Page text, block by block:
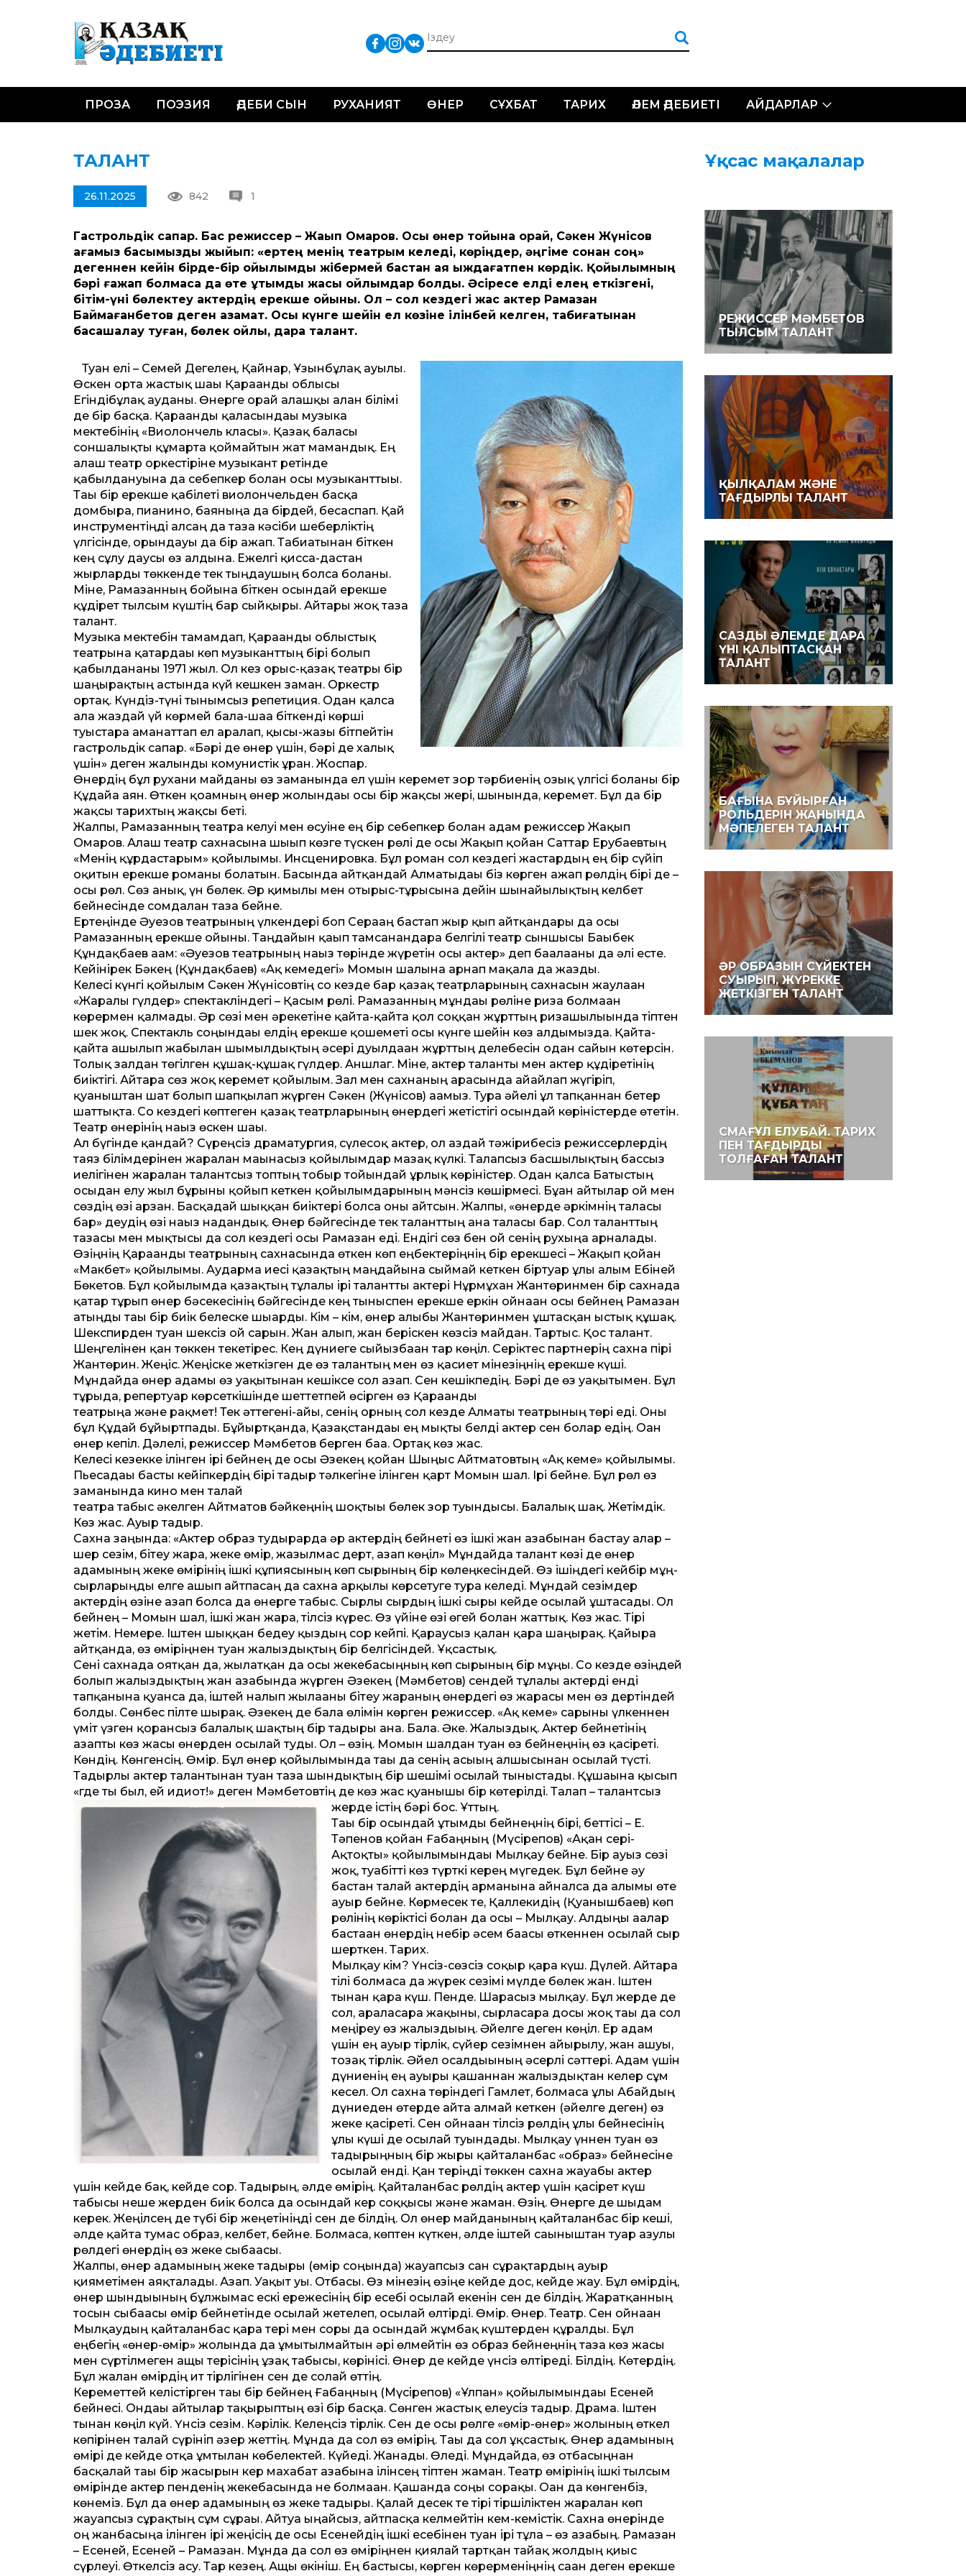
ПРОЗА ПОЭЗИЯ ӘДЕБИ СЫН РУХАНИЯТ ӨНЕР СҰХБАТ ТАРИХ ӘЛЕМ ӘДЕБИЕТІ АЙДАРЛАР
ТАЛАНТ
26.11.2025 842 1
Гастрольдік сапар. Бас режиссер – Жақып Омаров. Осы өнер тойына орай, Сәкен Жүнісов
ағамыз басымызды жыйып: «ертең менің театрым келеді, көріңдер, әңгіме сонан соң»
дегеннен кейін бірде-бір қойылымды жібермей бастан аяқ ыждағатпен көрдік. Қойылымның
бәрі ғажап болмаса да өте ұтымды жақсы қойлымдар болды. Әсіресе елді елең еткізгені,
бітім-үні бөлектеу актердің ерекше ойыны. Ол – сол кездегі жас актер Рамазан
Баймағанбетов деген азамат. Осы күнге шейін ел көзіне ілінбей келген, табиғатынан
басқашалау туған, бөлек ойлы, дара талант.
Туған елі – Семей Дегелең, Қайнар, Ұзынбұлақ ауылы.
Өскен орта жастық шағы Қарағанды облысы
Егіндібұлақ ауданы. Өнерге орай алғашқы алған білімі
де бір басқа. Қарағанды қаласындағы музыка
мектебінің «Виолончель класы». Қазақ баласы
соншалықты құмарта қоймайтын жат мамандық. Ең
алғаш театр оркестіріне музыкант ретінде
қабылдануына да себепкер болған осы музыканттығы.
Тағы бір ерекше қабілеті виолончельден басқа
домбыра, пианино, баяныңа да бірдей, бесаспап. Қай
инструментіңді алсаң да таза кәсіби шеберліктің
үлгісінде, орындауы да бір ғажап. Табиғатынан біткен
кең сұлу даусы өз алдына. Ежелгі қисса-дастан
жырларды төккенде тек тыңдаушың болса болғаны.
Міне, Рамазанның бойына біткен осындай ерекше
құдірет тылсым күштің бар сыйқыры. Айтары жоқ таза
талант.
Музыка мектебін тамамдап, Қарағанды облыстық
театрына қатардағы көп музыканттың бірі болып
қабылданғаны 1971 жыл. Ол кез орыс-қазақ театры бір
шаңырақтың астында күй кешкен заман. Оркестр
ортақ. Күндіз-түні тынымсыз репетиция. Одан қалса
ала жаздай үй көрмей бала-шаға біткенді көрші
туыстарға аманаттап ел аралап, қысы-жазы бітпейтін
гастрольдік сапар. «Бәрі де өнер үшін, бәрі де халық
үшін» деген жалынды комунистік ұран. Жоспар.
Өнердің бұл рухани майданы өз заманында ел үшін керемет зор тәрбиенің озық үлгісі болғаны бір
Құдайға аян. Өткен қоғамның өнер жолындағы осы бір жақсы жері, шынында, керемет. Бұл да бір
жақсы тарихтың жақсы беті.
Жалпы, Рамазанның театрға келуі мен өсуіне ең бір себепкер болған адам режиссер Жақып
Омаров. Алғаш театр сахнасына шығып көзге түскен рөлі де осы Жақып қойған Саттар Ерубаевтың
«Менің құрдастарым» қойылымы. Инсценировка. Бұл роман сол кездегі жастардың ең бір сүйіп
оқитын ерекше романы болатын. Басында айтқандай Алматыдағы біз көрген ғажап рөлдің бірі де –
осы рөл. Сөз анық, үн бөлек. Әр қимылы мен отырыс-тұрысына дейін шынайылықтың келбет
бейнесінде сомдалған таза бейне.
Ертеңінде Әуезов театрының үлкендері боп Серағаң бастап жыр қып айтқандары да осы
Рамазанның ерекше ойыны. Таңдайын қағып тамсанғандарға белгілі театр сыншысы Бағыбек
Құндақбаев ағам: «Әуезов театрының нағыз төрінде жүретін осы актер» деп бағалағаны да әлі есте.
Кейінірек Бәкең (Құндақбаев) «Ақ кемедегі» Момын шалына арнап мақала да жазды.
Келесі күнгі қойылым Сәкен Жүнісовтің со кезде бар қазақ театрларының сахнасын жаулаған
«Жаралы гүлдер» спектакліндегі – Қасым рөлі. Рамазанның мұндағы рөліне риза болмаған
көрермен қалмады. Әр сөзі мен әрекетіне қайта-қайта қол соққан жұрттың ризашылығында тіптен
шек жоқ. Спектакль соңындағы елдің ерекше қошеметі осы күнге шейін көз алдымызда. Қайта-
қайта ашылып жабылған шымылдықтың әсері дуылдаған жұрттың делебесін одан сайын көтерсін.
Толық залдан төгілген құшақ-құшақ гүлдер. Аншлаг. Міне, актер таланты мен актер құдіретінің
биіктігі. Айтарға сөз жоқ керемет қойылым. Зал мен сахнаның арасында айғайлап жүгіріп,
қуаныштан шат болып шапқылап жүрген Сәкен (Жүнісов) ағамыз. Тура әйелі ұл тапқаннан бетер
шаттықта. Со кездегі көптеген қазақ театрларының өнердегі жетістігі осындай көріністерде өтетін.
Театр өнерінің нағыз өскен шағы.
Ал бүгінде қандай? Сүреңсіз драматургия, сүлесоқ актер, ол аздай тәжірибесіз режиссерлердің
таяз білімдерінен жаралған мағынасыз қойылымдар мазақ күлкі. Талапсыз басшылықтың бассыз
иелігінен жаралған талантсыз топтың тобыр тойындай ұрлық көріністер. Одан қалса Батыстың
осыдан елу жыл бұрынғы қойып кеткен қойылымдарының мәнсіз көшірмесі. Бұған айтылар ой мен
сөздің өзі арзан. Басқадай шыққан биіктері болса оны айтсын. Жалпы, «өнерде әркімнің таласы
бар» деудің өзі нағыз надандық. Өнер бәйгесінде тек таланттың ғана таласы бар. Сол таланттың
тазасы мен мықтысы да сол кездегі осы Рамазан еді. Ендігі сөз бен ой сенің рухыңа арналады.
Өзіңнің Қарағанды театрының сахнасында өткен көп еңбектеріңнің бір ерекшесі – Жақып қойған
«Макбет» қойылымы. Аударма иесі қазақтың маңдайына сыймай кеткен біртуар ұлы ғалым Ебіней
Бөкетов. Бұл қойылымда қазақтың тұлғалы ірі талантты актері Нұрмұхан Жантөринмен бір сахнада
қатар тұрып өнер бәсекесінің бәйгесінде кең тыныспен ерекше еркін ойнаған осы бейнең Рамазан
атыңды тағы бір биік белеске шығарды. Кім – кім, өнер алыбы Жантөринмен ұштасқан ыстық құшақ.
Шекспирден туған шексіз ой сарын. Жан алып, жан беріскен көзсіз майдан. Тартыс. Қос талант.
Шеңгелінен қан төккен текетірес. Кең дүниеге сыйғызбаған тар көңіл. Серіктес партнерің сахна пірі
Жантөрин. Жеңіс. Жеңіске жеткізген де өз талантың мен өз қасиет мінезіңнің ерекше күші.
Мұндайда өнер адамы өз уақытынан кешіксе сол азап. Сен кешікпедің. Бәрі де өз уақытымен. Бұл
тұрғыда, репертуар көрсеткішінде шеттетпей өсірген өз Қарағанды
театрыңа және рақмет! Тек әттегені-айы, сенің орның сол кезде Алматы театрының төрі еді. Оны
бұл Құдай бұйыртпады. Бұйыртқанда, Қазақстандағы ең мықты белді актер сен болар едің. Оған
өнер кепіл. Дәлелі, режиссер Мәмбетов берген баға. Ортақ көз жас.
Келесі кезекке ілінген ірі бейнең де осы Әзекең қойған Шыңғыс Айтматовтың «Ақ кеме» қойылымы.
Пьесадағы басты кейіпкердің бірі тағдыр тәлкегіне ілінген қарт Момын шал. Ірі бейне. Бұл рөл өз
заманында кино мен талай
театрға табыс әкелген Айтматов бәйкеңнің шоқтығы бөлек зор туындысы. Балалық шақ. Жетімдік.
Көз жас. Ауыр тағдыр.
Сахна заңында: «Актер образ тудырарда әр актердің бейнеті өз ішкі жан азабынан бастау алар –
шер сезім, бітеу жара, жеке өмір, жазылмас дерт, азап көңіл» Мұндайда талант көзі де өнер
адамының жеке өмірінің ішкі құпиясының көп сырының бір көлеңкесіндей. Өз ішіңдегі кейбір мұң-
сырларыңды елге ашып айтпасаң да сахна арқылы көрсетуге тура келеді. Мұндай сезімдер
актердің өзіне азап болса да өнерге табыс. Сырлы сырдың ішкі сыры кейде осылай ұштасады. Ол
бейнең – Момын шал, ішкі жан жара, тілсіз күрес. Өз үйіне өзі өгей болған жаттық. Көз жас. Тірі
жетім. Немере. Іштен шыққан бедеу қыздың сор кейпі. Қараусыз қалған қара шаңырақ. Қайыра
айтқанда, өз өміріңнен туған жалғыздықтың бір белгісіндей. Ұқсастық.
Сені сахнада оятқан да, жылатқан да осы жекебасыңның көп сырының бір мұңы. Со кезде өзіңдей
болып жалғыздықтың жан азабында жүрген Әзекең (Мәмбетов) сендей тұлғалы актерді енді
тапқанына қуанса да, іштей налып жылағаны бітеу жараның өнердегі өз жарасы мен өз дертіндей
болды. Сөнбес пілте шырақ. Әзекең де бала өлімін көрген режиссер. «Ақ кеме» сарыны үлкеннен
үміт үзген қорғансыз балалық шақтың бір тағдыры ғана. Бала. Әке. Жалғыздық. Актер бейнетінің
азапты көз жасы өнерден осылай туды. Ол – өзің. Момын шалдан туған өз бейнеңнің өз қасіреті.
Көндің. Көнгенсің. Өмір. Бұл өнер қойылымында тағы да сенің асығың алшысынан осылай түсті.
Тағдырлы актер талантынан туған таза шындықтың бір шешімі осылай тыныстады. Құшағына қысып
«где ты был, ей идиот!» деген Мәмбетовтің де көз жас қуанышы бір көтерілді. Талап – талантсыз
жерде істің бәрі бос. Ұттың.
Тағы бір осындай ұтымды бейнеңнің бірі, беттісі – Е.
Тәпенов қойған Ғабаңның (Мүсірепов) «Ақан сері-
Ақтоқты» қойылымындағы Мылқау бейне. Бір ауыз сөзі
жоқ, туабітті көз түрткі керең мүгедек. Бұл бейне әу
бастан талай актердің арманына айналса да алымы өте
ауыр бейне. Көрмесек те, Қаллекидің (Қуанышбаев) көп
рөлінің көріктісі болған да осы – Мылқау. Алдыңғы ағалар
бастаған өнердің небір әсем бағасы өткеннен осылай сыр
шерткен. Тарих.
Мылқау кім? Үнсіз-сөзсіз соқыр қара күш. Дүлей. Айтарға
тілі болмаса да жүрек сезімі мүлде бөлек жан. Іштен
тынған қара күш. Пенде. Шарасыз мылқау. Бұл жерде де
сол, араласарға жақыны, сырласарға досы жоқ тағы да сол
меңіреу өз жалғыздығың. Әйелге деген көңіл. Ер адам
үшін ең ауыр тірлік, сүйер сезімнен айырылу, жан ашуы,
тозақ тірлік. Әйел осалдығының әсерлі сәттері. Адам үшін
дүниенің ең ауыры қашаннан жалғыздықтан келер сұм
кесел. Ол сахна төріндегі Гамлет, болмаса ұлы Абайдың
дүниеден өтерде айта алмай кеткен (әйелге деген) өз
жеке қасіреті. Сен ойнаған тілсіз рөлдің ұлы бейнесінің
ұлы күші де осылай туындады. Мылқау үннен туған өз
тағдырыңның бір жыры қайталанбас «образ» бейнесіне
осылай енді. Қан теріңді төккен сахна жауабы актер
үшін кейде бақ, кейде сор. Тағдырың, әлде өмірің. Қайталанбас рөлдің актер үшін қасірет күш
табысы неше жерден биік болса да осындай кер соққысы және жаман. Өзің. Өнерге де шыдам
керек. Жеңілсең де түбі бір жеңетініңді сен де білдің. Ол өнер майданының қайталанбас бір кеші,
әлде қайта тумас образ, келбет, бейне. Болмаса, көптен күткен, әлде іштей сағыныштан туар азулы
рөлдегі өнердің өз жеке сыбағасы.
Жалпы, өнер адамының жеке тағдыры (өмір соңында) жауапсыз сан сұрақтардың ауыр
қияметімен аяқталады. Азап. Уақыт уы. Отбасы. Өз мінезің өзіңе кейде дос, кейде жау. Бұл өмірдің,
өнер шындығының бұлжымас ескі ережесінің бір есебі осылай екенін сен де білдің. Жаратқанның
тосын сыбағасы өмір бейнетінде осылай жетелеп, осылай өлтірді. Өмір. Өнер. Театр. Сен ойнаған
Мылқаудың қайталанбас қара тері мен соры да осындай жұмбақ күштерден құралды. Бұл
еңбегің «өнер-өмір» жолында да ұмытылмайтын әрі өлмейтін өз образ бейнеңнің таза көз жасы
мен сүртілмеген ащы терісінің ұзақ табысы, көрінісі. Өнер де кейде үнсіз өлтіреді. Білдің. Көтердің.
Бұл жалған өмірдің ит тірлігінен сен де солай өттің.
Кереметтей келістірген тағы бір бейнең Ғабаңның (Мүсірепов) «Ұлпан» қойылымындағы Есеней
бейнесі. Ондағы айтылар тақырыптың өзі бір басқа. Сөнген жастық елеусіз тағдыр. Драма. Іштен
тынған көңіл күй. Үнсіз сезім. Кәрілік. Келеңсіз тірлік. Сен де осы рөлге «өмір-өнер» жолының өткел
көпірінен талай сүрініп әзер жеттің. Мұнда да сол өз өмірің. Тағы да сол ұқсастық. Өнер адамының
өмірі де кейде отқа ұмтылған көбелектей. Күйеді. Жанады. Өледі. Мұндайда, өз отбасыңнан
басқалай тағы бір жасырын кер махабат азабына ілінсең тіптен жаман. Театр өмірінің ішкі тылсым
өмірінде актер пенденің жекебасында не болмаған. Қашанда соңы сорақы. Оған да көнгенбіз,
көнеміз. Бұл да өнер адамының өз жеке тағдыры. Қалай десек те тірі тіршіліктен жаралған көп
жауапсыз сұрақтың сұм сұрағы. Айтуға ыңғайсыз, айтпасқа келмейтін кем-кемістік. Сахна өнерінде
оң жанбасыңа ілінген ірі жеңісің де осы Есенейдің ішкі есебінен туған ірі тұлға – өз азабың. Рамазан
– Есеней, Есеней – Рамазан. Мұнда да сол өз өміріңнен қиялай тартқан тайғақ жолдың қиыс
сүрлеуі. Өткелсіз асу. Тар кезең. Ащы өкініш. Ең бастысы, көрген көрерменіңнің саған деген ерекше
Ұқсас мақалалар
РЕЖИССЕР МӘМБЕТОВ
ТЫЛСЫМ ТАЛАНТ
ҚЫЛҚАЛАМ ЖӘНЕ
ТАҒДЫРЛЫ ТАЛАНТ
САЗДЫ ӘЛЕМДЕ ДАРА
ҮНІ ҚАЛЫПТАСҚАН
ТАЛАНТ
БАҒЫНА БҰЙЫРҒАН
РОЛЬДЕРІН ЖАНЫНДА
МӘПЕЛЕГЕН ТАЛАНТ
ӘР ОБРАЗЫН СҮЙЕКТЕН
СУЫРЫП, ЖҮРЕККЕ
ЖЕТКІЗГЕН ТАЛАНТ
СМАҒҰЛ ЕЛУБАЙ. ТАРИХ
ПЕН ТАҒДЫРДЫ
ТОЛҒАҒАН ТАЛАНТ